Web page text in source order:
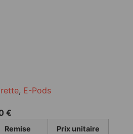
, E-Pods
€
Remise Prix unitaire